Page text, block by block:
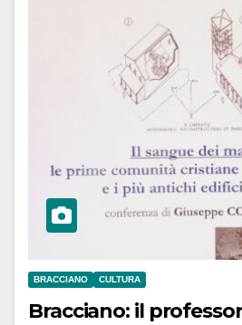
BRACCIANO CULTURA
Bracciano: il